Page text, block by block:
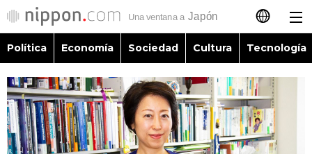
日本語
English
简体字
Política
Política Economía Sociedad Cultura Tecnología